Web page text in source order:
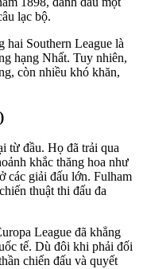
lạc bộ.
hai Southern League là
hạng Nhất. Tuy nhiên,
còn nhiều khó khăn,
từ đầu. Họ đã trải qua
khắc thăng hoa như
các giải đấu lớn. Fulham
thuật thi đấu đa
League đã khẳng
tế. Dù đôi khi phải đối
chiến đấu và quyết